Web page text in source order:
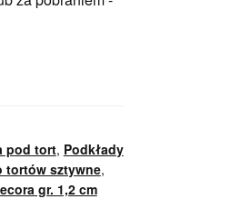
pod tort, Podkłady
tortów sztywne,
gr. 1,2 cm